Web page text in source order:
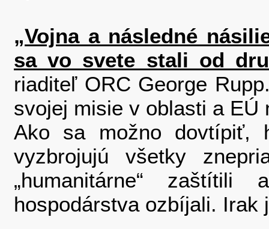
„Vojna a následné
sa vo svete stali od
riaditeľ ORC George
svojej misie v oblasti a EÚ
Ako sa možno dovtípiť,
vyzbrojujú všetky
„humanitárne“
hospodárstva ozbíjali. Irak